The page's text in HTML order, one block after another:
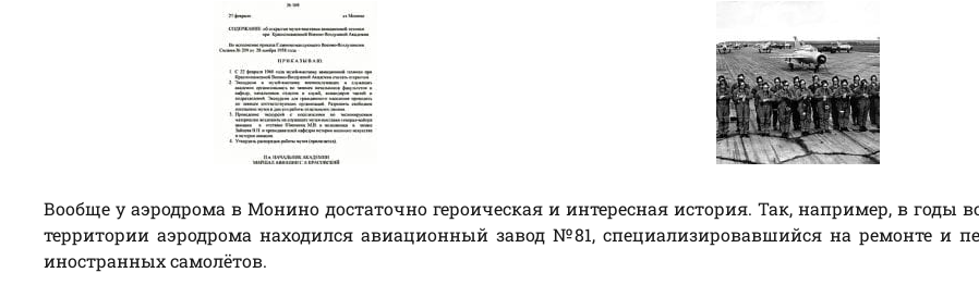
Вообще у аэродрома в Монино достаточно героическая и интересная история. Так, например, в годы
территории аэродрома находился авиационный завод №81, специализировавшийся на ремонте и
иностранных самолётов.